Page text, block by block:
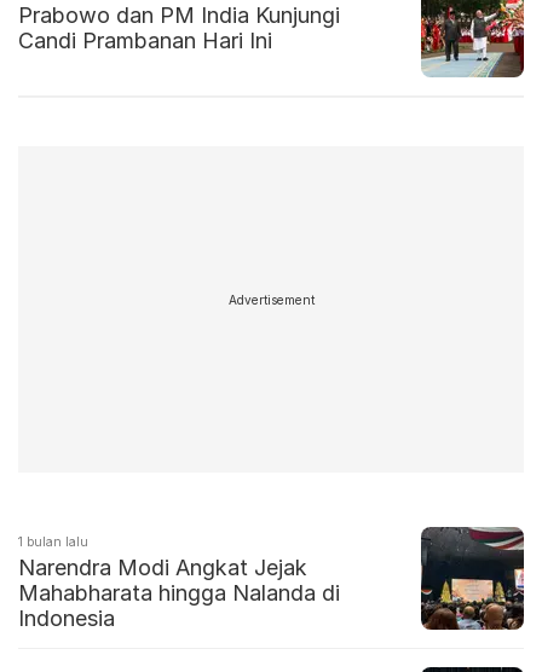
Prabowo dan PM India Kunjungi
Candi Prambanan Hari Ini
Advertisement
1 bulan lalu
Narendra Modi Angkat Jejak
Mahabharata hingga Nalanda di
Indonesia